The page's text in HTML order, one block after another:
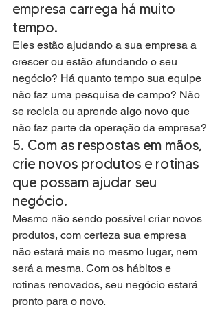
empresa carrega há muito
tempo.
Eles estão ajudando a sua empresa a
crescer ou estão afundando o seu
negócio? Há quanto tempo sua equipe
não faz uma pesquisa de campo? Não
se recicla ou aprende algo novo que
não faz parte da operação da empresa?
5. Com as respostas em mãos,
crie novos produtos e rotinas
que possam ajudar seu
negócio.
Mesmo não sendo possível criar novos
produtos, com certeza sua empresa
não estará mais no mesmo lugar, nem
será a mesma. Com os hábitos e
rotinas renovados, seu negócio estará
pronto para o novo.